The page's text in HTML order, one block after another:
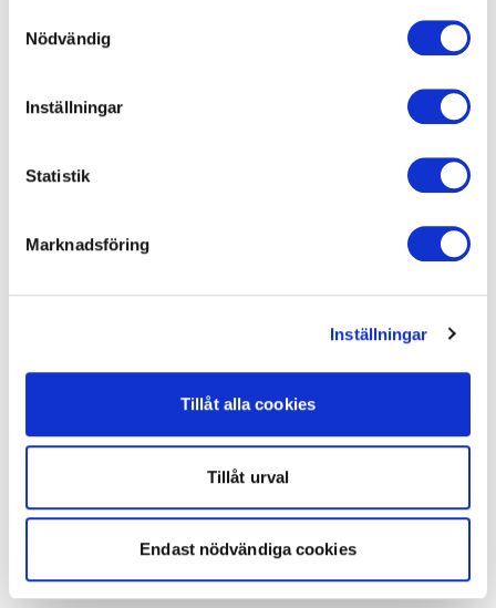
Nödvändig
Inställningar
Statistik
Marknadsföring
Inställningar
Tillåt alla cookies
Tillåt urval
Endast nödvändiga cookies